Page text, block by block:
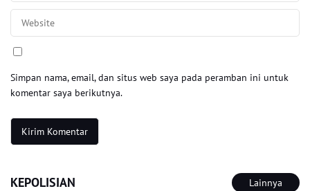
Simpan nama, email, dan situs web saya pada peramban ini untuk
komentar saya berikutnya.
KEPOLISIAN Lainnya